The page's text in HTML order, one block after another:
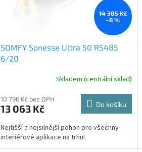
14 305 Kč
–8 %
SOMFY Sonesse Ultra 50 RS485
6/20
Skladem (centrální sklad)
10 796 Kč bez DPH
13 063 Kč Do košíku
Nejtišší a nejsilnější pohon pro všechny
interiérové aplikace na trhu!